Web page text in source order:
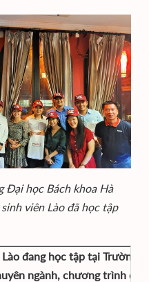
Đại học Bách khoa Hà
viên Lào đã học tập
đang học tập tại Trường
ngành, chương trình